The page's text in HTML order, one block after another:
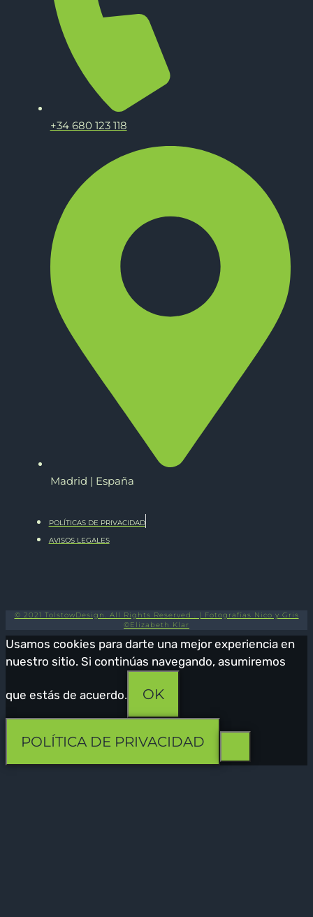
+34 680 123 118
Madrid | España
POLÍTICAS DE PRIVACIDAD
AVISOS LEGALES
© 2021 TolstowDesign. All Rights Reserved . | Fotografías Nico y Gris
©Elizabeth Klar
Usamos cookies para darte una mejor experiencia en
nuestro sitio. Si continúas navegando, asumiremos
que estás de acuerdo. OK
POLÍTICA DE PRIVACIDAD